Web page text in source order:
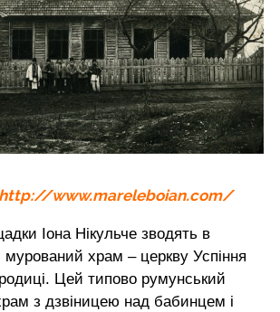
http://www.mareleboian.com/
Іона Нікульче зводять в
храм – церкву Успіння
Цей типово румунський
з дзвіницею над бабинцем і